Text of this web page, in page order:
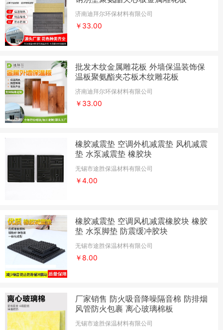
济南迪拜尔环保材料有限公司
￥33.00
批发木纹金属雕花板 外墙保温装饰保
温板聚氨酯夹芯板木纹雕花板
济南迪拜尔环保材料有限公司
￥33.00
橡胶减震垫 空调外机减震垫 风机减震
垫 水泵减震垫 橡胶块
无锡市途胜保温材料有限公司
￥4.00
橡胶减震垫 空调风机减震橡胶块 橡胶
垫 水泵脚垫 防震缓冲胶块
无锡市途胜保温材料有限公司
￥8.00
厂家销售 防火吸音降噪隔音棉 防排烟
风管防火包裹 离心玻璃棉板
无锡市途胜保温材料有限公司